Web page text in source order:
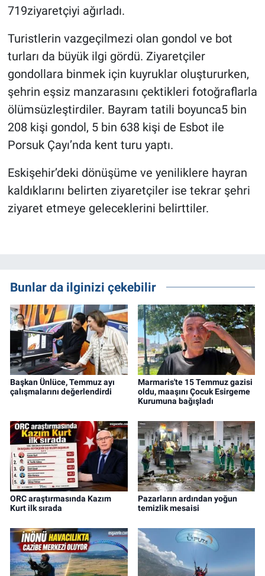
719ziyaretçiyi ağırladı.
Turistlerin vazgeçilmezi olan gondol ve bot
turları da büyük ilgi gördü. Ziyaretçiler
gondollara binmek için kuyruklar oluştururken,
şehrin eşsiz manzarasını çektikleri fotoğraflarla
ölümsüzleştirdiler. Bayram tatili boyunca5 bin
208 kişi gondol, 5 bin 638 kişi de Esbot ile
Porsuk Çayı’nda kent turu yaptı.
Eskişehir’deki dönüşüme ve yeniliklere hayran
kaldıklarını belirten ziyaretçiler ise tekrar şehri
ziyaret etmeye geleceklerini belirttiler.
Bunlar da ilginizi çekebilir
Başkan Ünlüce, Temmuz ayı
çalışmalarını değerlendirdi
Marmaris'te 15 Temmuz gazisi
oldu, maaşını Çocuk Esirgeme
Kurumuna bağışladı
ORC araştırmasında Kazım
Kurt ilk sırada
Pazarların ardından yoğun
temizlik mesaisi